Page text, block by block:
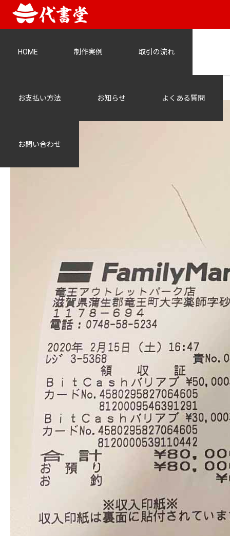
HOME 制作実例 取引の流れ
お支払い方法 お知らせ よくある質問
お問い合わせ